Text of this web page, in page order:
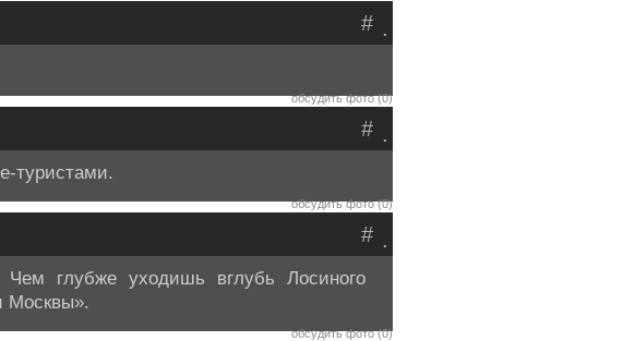
.
#
обсудить фото (0)
.
#
туристами.
обсудить фото (0)
.
#
глубже уходишь вглубь Лосиного
Москвы».
обсудить фото (0)